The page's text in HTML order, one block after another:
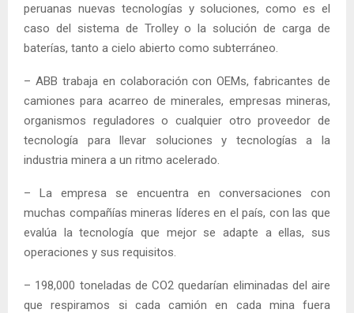
peruanas nuevas tecnologías y soluciones, como es el
caso del sistema de Trolley o la solución de carga de
baterías, tanto a cielo abierto como subterráneo.
– ABB trabaja en colaboración con OEMs, fabricantes de
camiones para acarreo de minerales, empresas mineras,
organismos reguladores o cualquier otro proveedor de
tecnología para llevar soluciones y tecnologías a la
industria minera a un ritmo acelerado.
– La empresa se encuentra en conversaciones con
muchas compañías mineras líderes en el país, con las que
evalúa la tecnología que mejor se adapte a ellas, sus
operaciones y sus requisitos.
– 198,000 toneladas de CO2 quedarían eliminadas del aire
que respiramos si cada camión en cada mina fuera